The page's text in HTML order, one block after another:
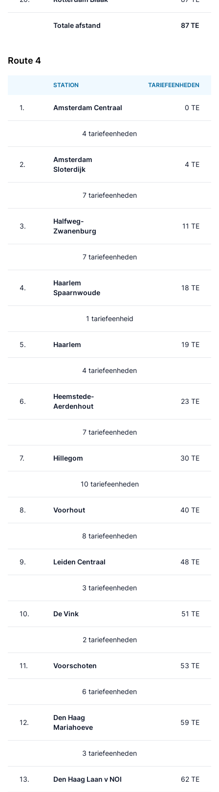
Totale afstand 87 TE
Route 4
STATION TARIEFEENHEDEN
1. Amsterdam Centraal 0 TE
4 tariefeenheden
2.
Amsterdam
Sloterdijk
4 TE
7 tariefeenheden
3.
Halfweg-
Zwanenburg
11 TE
7 tariefeenheden
4.
Haarlem
Spaarnwoude
18 TE
1 tariefeenheid
5. Haarlem 19 TE
4 tariefeenheden
6.
Heemstede-
Aerdenhout
23 TE
7 tariefeenheden
7. Hillegom 30 TE
10 tariefeenheden
8. Voorhout 40 TE
8 tariefeenheden
9. Leiden Centraal 48 TE
3 tariefeenheden
10. De Vink 51 TE
2 tariefeenheden
11. Voorschoten 53 TE
6 tariefeenheden
12.
Den Haag
Mariahoeve
59 TE
3 tariefeenheden
13. Den Haag Laan v NOI 62 TE